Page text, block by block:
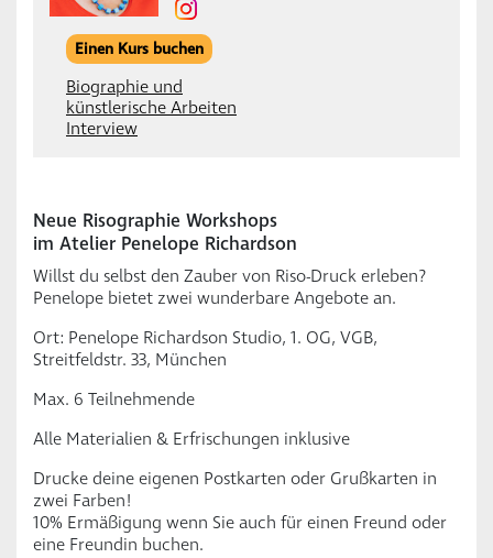
Einen Kurs buchen
Biographie und
künstlerische Arbeiten
Interview
Neue Risographie Workshops
im Atelier Penelope Richardson
Willst du selbst den Zauber von Riso-Druck erleben?
Penelope bietet zwei wunderbare Angebote an.
Ort: Penelope Richardson Studio, 1. OG, VGB,
Streitfeldstr. 33, München
Max. 6 Teilnehmende
Alle Materialien & Erfrischungen inklusive
Drucke deine eigenen Postkarten oder Grußkarten in
zwei Farben!
10% Ermäßigung wenn Sie auch für einen Freund oder
eine Freundin buchen.